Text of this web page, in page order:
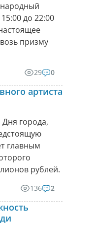
до 22:00
призму
29 0
артиста
города,
главным
рублей.
136 2